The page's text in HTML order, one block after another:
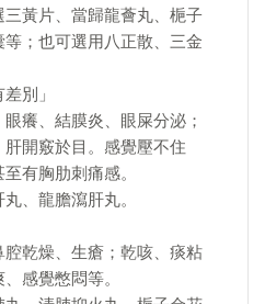
黃片、當歸龍薈丸、梔子
；也可選用八正散、三金
別」
癢、結膜炎、眼屎分泌；
開竅於目。感覺壓不住
有胸肋刺痛感。
、龍膽瀉肝丸。
乾燥、生瘡；乾咳、痰粘
感覺憋悶等。